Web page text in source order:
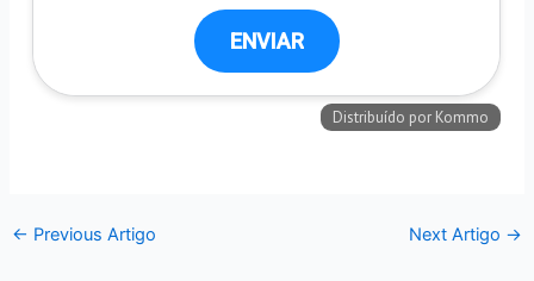
← Previous Artigo Next Artigo →